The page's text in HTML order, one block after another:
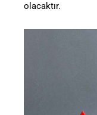
olacaktır.